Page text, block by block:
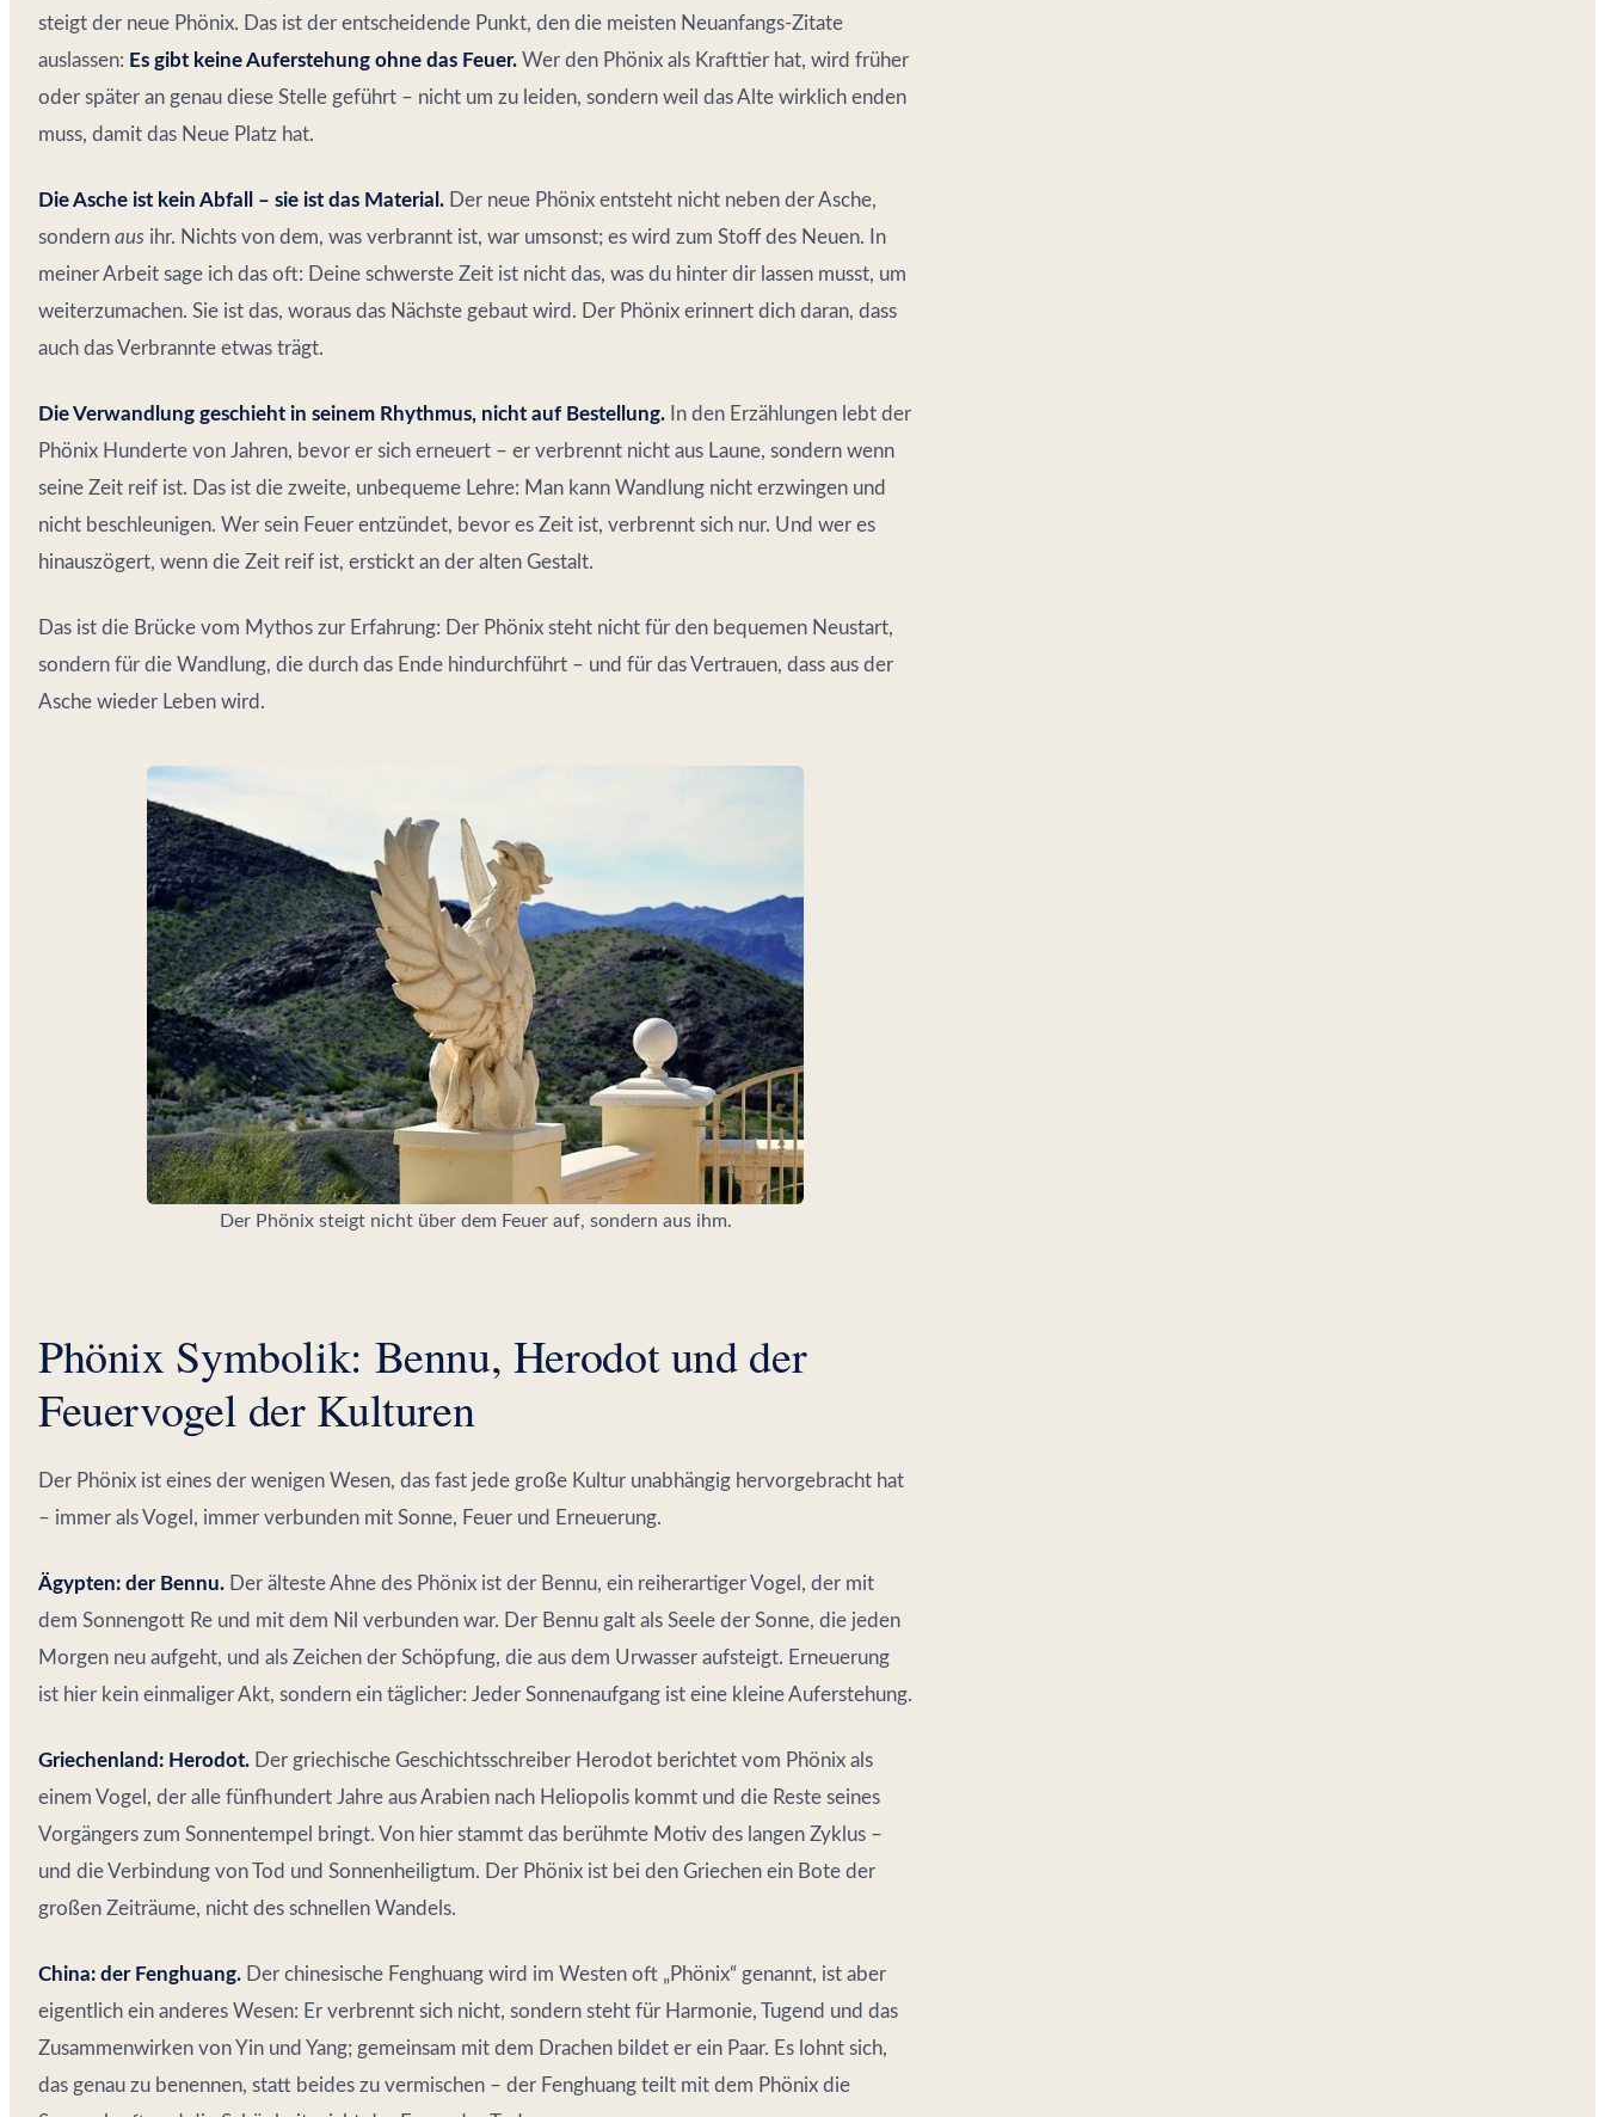
steigt der neue Phönix. Das ist der entscheidende Punkt, den die meisten Neuanfangs-Zitate
auslassen: Es gibt keine Auferstehung ohne das Feuer. Wer den Phönix als Krafttier hat, wird früher
oder später an genau diese Stelle geführt – nicht um zu leiden, sondern weil das Alte wirklich enden
muss, damit das Neue Platz hat.
Die Asche ist kein Abfall – sie ist das Material. Der neue Phönix entsteht nicht neben der Asche,
sondern aus ihr. Nichts von dem, was verbrannt ist, war umsonst; es wird zum Stoff des Neuen. In
meiner Arbeit sage ich das oft: Deine schwerste Zeit ist nicht das, was du hinter dir lassen musst, um
weiterzumachen. Sie ist das, woraus das Nächste gebaut wird. Der Phönix erinnert dich daran, dass
auch das Verbrannte etwas trägt.
Die Verwandlung geschieht in seinem Rhythmus, nicht auf Bestellung. In den Erzählungen lebt der
Phönix Hunderte von Jahren, bevor er sich erneuert – er verbrennt nicht aus Laune, sondern wenn
seine Zeit reif ist. Das ist die zweite, unbequeme Lehre: Man kann Wandlung nicht erzwingen und
nicht beschleunigen. Wer sein Feuer entzündet, bevor es Zeit ist, verbrennt sich nur. Und wer es
hinauszögert, wenn die Zeit reif ist, erstickt an der alten Gestalt.
Das ist die Brücke vom Mythos zur Erfahrung: Der Phönix steht nicht für den bequemen Neustart,
sondern für die Wandlung, die durch das Ende hindurchführt – und für das Vertrauen, dass aus der
Asche wieder Leben wird.
Der Phönix steigt nicht über dem Feuer auf, sondern aus ihm.
Phönix Symbolik: Bennu, Herodot und der
Feuervogel der Kulturen
Der Phönix ist eines der wenigen Wesen, das fast jede große Kultur unabhängig hervorgebracht hat
– immer als Vogel, immer verbunden mit Sonne, Feuer und Erneuerung.
Ägypten: der Bennu. Der älteste Ahne des Phönix ist der Bennu, ein reiherartiger Vogel, der mit
dem Sonnengott Re und mit dem Nil verbunden war. Der Bennu galt als Seele der Sonne, die jeden
Morgen neu aufgeht, und als Zeichen der Schöpfung, die aus dem Urwasser aufsteigt. Erneuerung
ist hier kein einmaliger Akt, sondern ein täglicher: Jeder Sonnenaufgang ist eine kleine Auferstehung.
Griechenland: Herodot. Der griechische Geschichtsschreiber Herodot berichtet vom Phönix als
einem Vogel, der alle fünfhundert Jahre aus Arabien nach Heliopolis kommt und die Reste seines
Vorgängers zum Sonnentempel bringt. Von hier stammt das berühmte Motiv des langen Zyklus –
und die Verbindung von Tod und Sonnenheiligtum. Der Phönix ist bei den Griechen ein Bote der
großen Zeiträume, nicht des schnellen Wandels.
China: der Fenghuang. Der chinesische Fenghuang wird im Westen oft „Phönix“ genannt, ist aber
eigentlich ein anderes Wesen: Er verbrennt sich nicht, sondern steht für Harmonie, Tugend und das
Zusammenwirken von Yin und Yang; gemeinsam mit dem Drachen bildet er ein Paar. Es lohnt sich,
das genau zu benennen, statt beides zu vermischen – der Fenghuang teilt mit dem Phönix die